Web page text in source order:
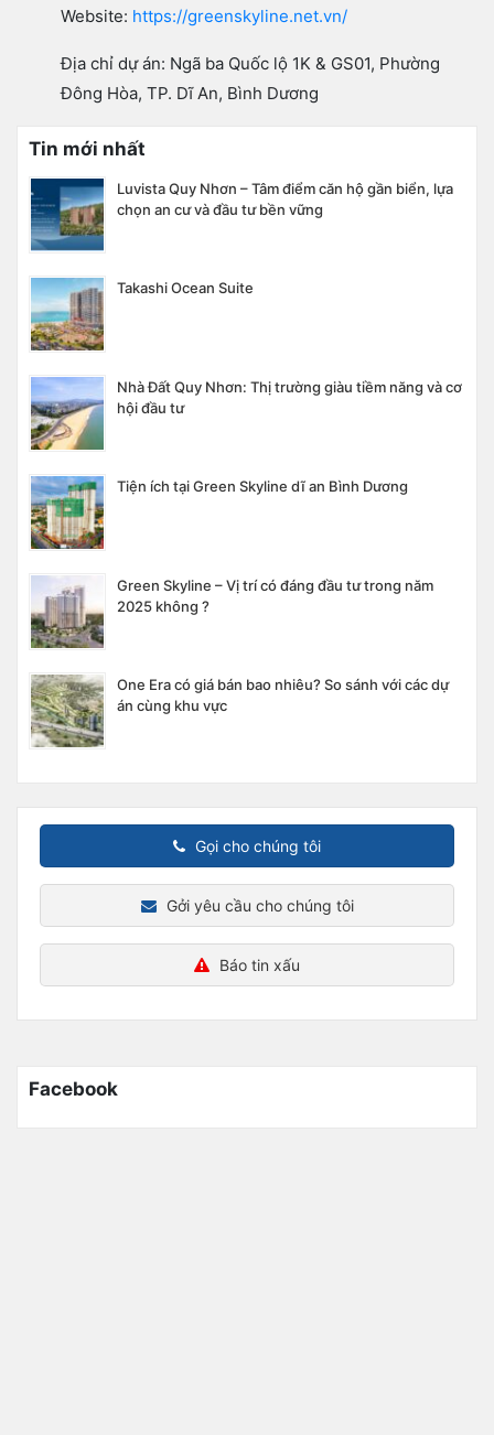
Website: https://greenskyline.net.vn/
Địa chỉ dự án: Ngã ba Quốc lộ 1K & GS01, Phường
Đông Hòa, TP. Dĩ An, Bình Dương
Tin mới nhất
Luvista Quy Nhơn – Tâm điểm căn hộ gần biển, lựa
chọn an cư và đầu tư bền vững
Takashi Ocean Suite
Nhà Đất Quy Nhơn: Thị trường giàu tiềm năng và cơ
hội đầu tư
Tiện ích tại Green Skyline dĩ an Bình Dương
Green Skyline – Vị trí có đáng đầu tư trong năm
2025 không ?
One Era có giá bán bao nhiêu? So sánh với các dự
án cùng khu vực
Gọi cho chúng tôi
Gởi yêu cầu cho chúng tôi
Báo tin xấu
Facebook